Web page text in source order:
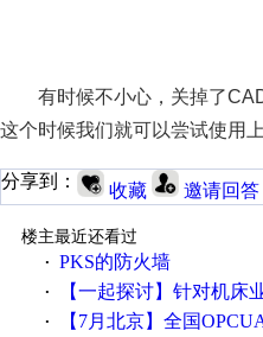
有时候不小心，关掉了
这个时候我们就可以尝试使用
分享到： 收藏 邀请回答
楼主最近还看过
· PKS的防火墙
· 【一起探讨】针对机床业的伺服系统发展，您
· 【7月北京】全国OPCUA与工业互联技